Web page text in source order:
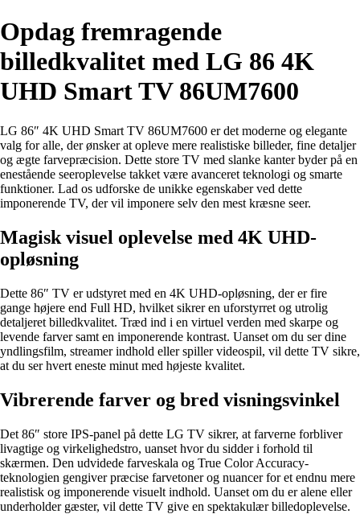
Opdag fremragende
billedkvalitet med LG 86 4K
UHD Smart TV 86UM7600
LG 86″ 4K UHD Smart TV 86UM7600 er det moderne og elegante
valg for alle, der ønsker at opleve mere realistiske billeder, fine detaljer
og ægte farvepræcision. Dette store TV med slanke kanter byder på en
enestående seeroplevelse takket være avanceret teknologi og smarte
funktioner. Lad os udforske de unikke egenskaber ved dette
imponerende TV, der vil imponere selv den mest kræsne seer.
Magisk visuel oplevelse med 4K UHD-
opløsning
Dette 86″ TV er udstyret med en 4K UHD-opløsning, der er fire
gange højere end Full HD, hvilket sikrer en uforstyrret og utrolig
detaljeret billedkvalitet. Træd ind i en virtuel verden med skarpe og
levende farver samt en imponerende kontrast. Uanset om du ser dine
yndlingsfilm, streamer indhold eller spiller videospil, vil dette TV sikre,
at du ser hvert eneste minut med højeste kvalitet.
Vibrerende farver og bred visningsvinkel
Det 86″ store IPS-panel på dette LG TV sikrer, at farverne forbliver
livagtige og virkelighedstro, uanset hvor du sidder i forhold til
skærmen. Den udvidede farveskala og True Color Accuracy-
teknologien gengiver præcise farvetoner og nuancer for et endnu mere
realistisk og imponerende visuelt indhold. Uanset om du er alene eller
underholder gæster, vil dette TV give en spektakulær billedoplevelse.